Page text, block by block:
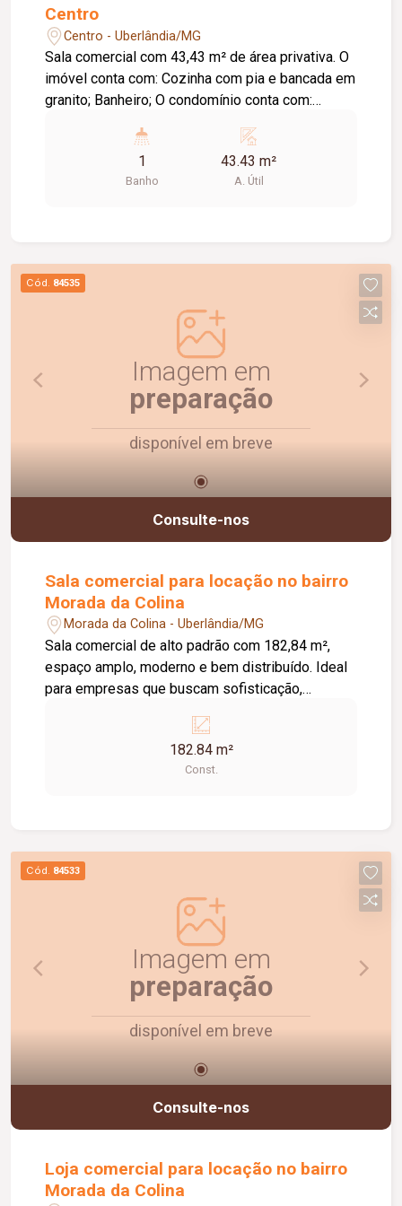
Centro
Centro - Uberlândia/MG
Sala comercial com 43,43 m² de área privativa. O
imóvel conta com: Cozinha com pia e bancada em
granito; Banheiro; O condomínio conta com:
andar; Piso em cerâmica; Prédio seguro, ideal
para instalação de escritórios e consultórios.
1
Banho
43.43 m²
A. Útil
Cód. 84535
Imagem em
preparação
disponível em breve
Consulte-nos
Sala comercial para locação no bairro
Morada da Colina
Morada da Colina - Uberlândia/MG
Sala comercial de alto padrão com 182,84 m²,
espaço amplo, moderno e bem distribuído. Ideal
para empresas que buscam sofisticação,
atender seus clientes. Excelente oportunidade
para instalação de negócios de alto nível.
182.84 m²
Const.
Cód. 84533
Imagem em
preparação
disponível em breve
Consulte-nos
Loja comercial para locação no bairro
Morada da Colina